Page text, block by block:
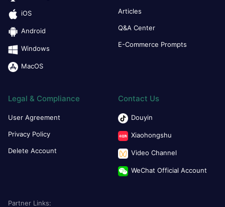
iOS
Android
Windows
MacOS
Articles
Q&A Center
E-Commerce Prompts
Legal & Compliance
User Agreement
Privacy Policy
Delete Account
Contact Us
Douyin
Xiaohongshu
Video Channel
WeChat Official Account
Partner Links: